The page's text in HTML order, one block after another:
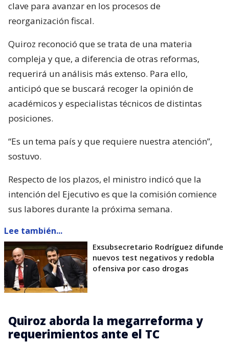
clave para avanzar en los procesos de
reorganización fiscal.
Quiroz reconoció que se trata de una materia
compleja y que, a diferencia de otras reformas,
requerirá un análisis más extenso. Para ello,
anticipó que se buscará recoger la opinión de
académicos y especialistas técnicos de distintas
posiciones.
“Es un tema país y que requiere nuestra atención”,
sostuvo.
Respecto de los plazos, el ministro indicó que la
intención del Ejecutivo es que la comisión comience
sus labores durante la próxima semana.
Lee también...
Exsubsecretario Rodríguez difunde
nuevos test negativos y redobla
ofensiva por caso drogas
Quiroz aborda la megarreforma y
requerimientos ante el TC